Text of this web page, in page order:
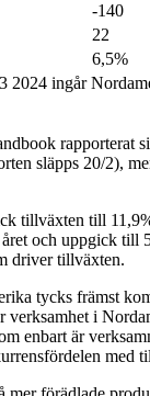
-140
22
6,5%
2024 ingår
rapporterat
släpps 20/2),
tillväxten till
och uppgick till
driver tillväxten.
tycks främst
verksamhet i
enbart är
med